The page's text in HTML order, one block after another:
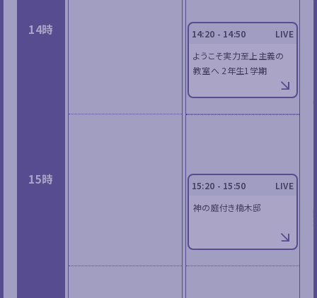
14時
15時
14:20 - 14:50
LIVE
ようこそ実力至上主義の
教室へ 2年生1学期
15:20 - 15:50
LIVE
神の庭付き楠木邸